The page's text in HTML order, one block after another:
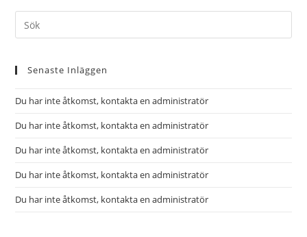
Senaste Inläggen
Du har inte åtkomst, kontakta en administratör
Du har inte åtkomst, kontakta en administratör
Du har inte åtkomst, kontakta en administratör
Du har inte åtkomst, kontakta en administratör
Du har inte åtkomst, kontakta en administratör